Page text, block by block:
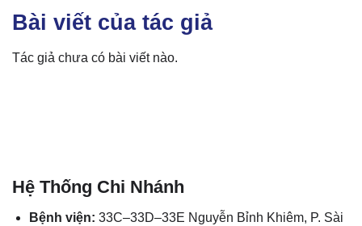
Bài viết của tác giả
Tác giả chưa có bài viết nào.
Hệ Thống Chi Nhánh
Bệnh viện: 33C–33D–33E Nguyễn Bỉnh Khiêm, P. Sài